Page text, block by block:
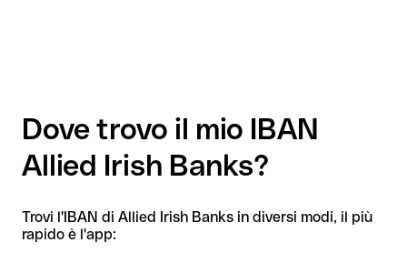
Dove trovo il mio IBAN
Allied Irish Banks?
Trovi l'IBAN di Allied Irish Banks in diversi modi, il più
rapido è l'app: